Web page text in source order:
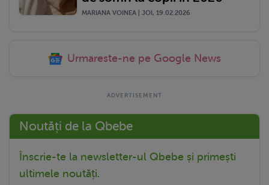
MARIANA VOINEA | JOI, 19.02.2026
Urmareste-ne pe Google News
Noutăți de la Qbebe
Înscrie-te la newsletter-ul Qbebe și primești
ultimele noutăți.